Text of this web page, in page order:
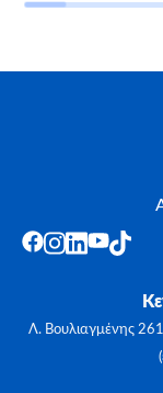
Λ. Βουλιαγμένης